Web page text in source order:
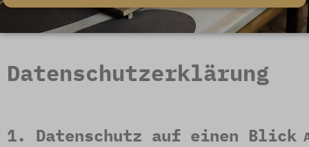
Datenschutz­erklärung
1. Datenschutz auf einen Blick